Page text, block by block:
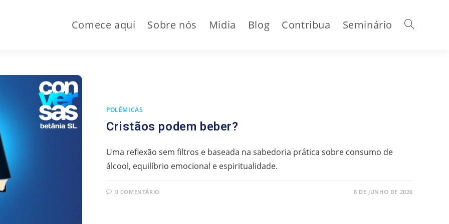
Comece aqui Sobre nós Midia Blog Contribua Seminário Alternar
POLÊMICAS
Cristãos podem beber?
Uma reflexão sem filtros e baseada na sabedoria prática sobre consumo de
álcool, equilíbrio emocional e espiritualidade.
0 COMENTÁRIO 8 DE JUNHO DE 2026